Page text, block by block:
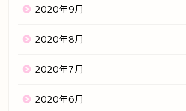
2020年9月
2020年8月
2020年7月
2020年6月